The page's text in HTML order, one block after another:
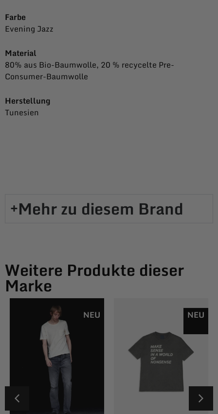
Farbe
Evening Jazz
Material
80% aus Bio-Baumwolle, 20 % recycelte Pre-
Consumer-Baumwolle
Herstellung
Tunesien
Mehr zu diesem Brand​
Weitere Produkte dieser
Marke
NEU NEU